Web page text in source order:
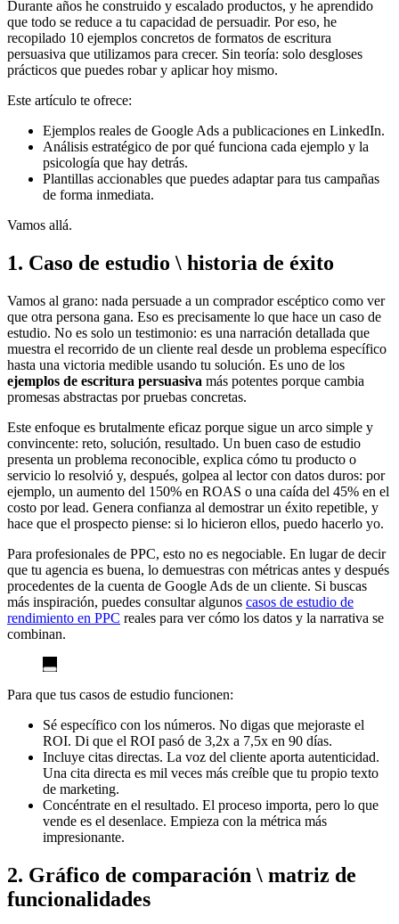
Durante años he construido y escalado productos, y he aprendido
que todo se reduce a tu capacidad de persuadir. Por eso, he
recopilado 10 ejemplos concretos de formatos de escritura
persuasiva que utilizamos para crecer. Sin teoría: solo desgloses
prácticos que puedes robar y aplicar hoy mismo.
Este artículo te ofrece:
Ejemplos reales de Google Ads a publicaciones en LinkedIn.
Análisis estratégico de por qué funciona cada ejemplo y la
psicología que hay detrás.
Plantillas accionables que puedes adaptar para tus campañas
de forma inmediata.
Vamos allá.
1. Caso de estudio \ historia de éxito
Vamos al grano: nada persuade a un comprador escéptico como ver
que otra persona gana. Eso es precisamente lo que hace un caso de
estudio. No es solo un testimonio: es una narración detallada que
muestra el recorrido de un cliente real desde un problema específico
hasta una victoria medible usando tu solución. Es uno de los
ejemplos de escritura persuasiva más potentes porque cambia
promesas abstractas por pruebas concretas.
Este enfoque es brutalmente eficaz porque sigue un arco simple y
convincente: reto, solución, resultado. Un buen caso de estudio
presenta un problema reconocible, explica cómo tu producto o
servicio lo resolvió y, después, golpea al lector con datos duros: por
ejemplo, un aumento del 150% en ROAS o una caída del 45% en el
costo por lead. Genera confianza al demostrar un éxito repetible, y
hace que el prospecto piense: si lo hicieron ellos, puedo hacerlo yo.
Para profesionales de PPC, esto no es negociable. En lugar de decir
que tu agencia es buena, lo demuestras con métricas antes y después
procedentes de la cuenta de Google Ads de un cliente. Si buscas
más inspiración, puedes consultar algunos casos de estudio de
rendimiento en PPC reales para ver cómo los datos y la narrativa se
combinan.
Para que tus casos de estudio funcionen:
Sé específico con los números. No digas que mejoraste el
ROI. Di que el ROI pasó de 3,2x a 7,5x en 90 días.
Incluye citas directas. La voz del cliente aporta autenticidad.
Una cita directa es mil veces más creíble que tu propio texto
de marketing.
Concéntrate en el resultado. El proceso importa, pero lo que
vende es el desenlace. Empieza con la métrica más
impresionante.
2. Gráfico de comparación \ matriz de
funcionalidades